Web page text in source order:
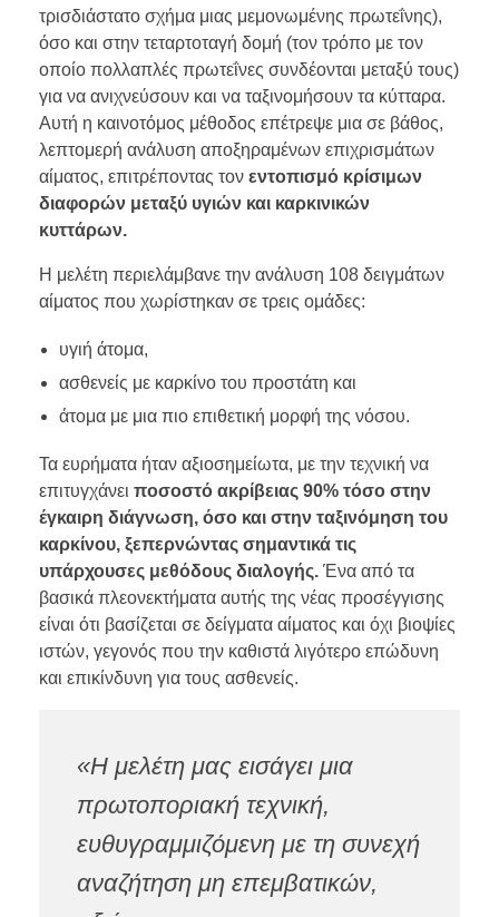
τρισδιάστατο σχήμα μιας μεμονωμένης πρωτεΐνης),
όσο και στην τεταρτοταγή δομή (τον τρόπο με τον
οποίο πολλαπλές πρωτεΐνες συνδέονται μεταξύ τους)
για να ανιχνεύσουν και να ταξινομήσουν τα κύτταρα.
Αυτή η καινοτόμος μέθοδος επέτρεψε μια σε βάθος,
λεπτομερή ανάλυση αποξηραμένων επιχρισμάτων
αίματος, επιτρέποντας τον εντοπισμό κρίσιμων
διαφορών μεταξύ υγιών και καρκινικών
κυττάρων.
Η μελέτη περιελάμβανε την ανάλυση 108 δειγμάτων
αίματος που χωρίστηκαν σε τρεις ομάδες:
υγιή άτομα,
ασθενείς με καρκίνο του προστάτη και
άτομα με μια πιο επιθετική μορφή της νόσου.
Τα ευρήματα ήταν αξιοσημείωτα, με την τεχνική να
επιτυγχάνει ποσοστό ακρίβειας 90% τόσο στην
έγκαιρη διάγνωση, όσο και στην ταξινόμηση του
καρκίνου, ξεπερνώντας σημαντικά τις
υπάρχουσες μεθόδους διαλογής. Ένα από τα
βασικά πλεονεκτήματα αυτής της νέας προσέγγισης
είναι ότι βασίζεται σε δείγματα αίματος και όχι βιοψίες
ιστών, γεγονός που την καθιστά λιγότερο επώδυνη
και επικίνδυνη για τους ασθενείς.
«Η μελέτη μας εισάγει μια
πρωτοποριακή τεχνική,
ευθυγραμμιζόμενη με τη συνεχή
αναζήτηση μη επεμβατικών,